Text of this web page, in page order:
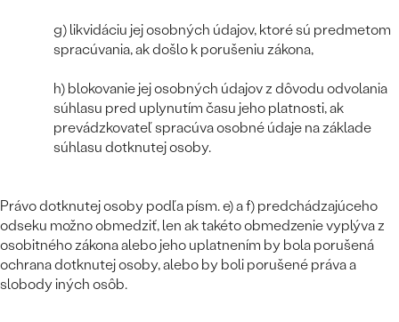
S VÝPLŇOU
SVADOBNÉ SETY
PODĽA CENY
LUXUSNÉ
ZAČAŤ S DIAMANTOM
ZAČAŤ S LABGROWN DIAMANTOM
ZAČAŤ S FAREBNÝM DIAMANTOM
PODĽA DRAHOKAMU
LAB GROWN DIAMANT
MOISSANIT
DETSKÉ ŠPERKY
DOPLNKY
ZLATÉ
STRIEBORNÉ
PLATINOVÉ
PIERCING
PODĽA DRAHOKAMU
S DIAMANTMI
S PERLAMI
PODĽA CENY
MEDAILÓNY
V TVARE SRDCA
SO ZVIERATAMI
PODĽA DRAHOKAMU
S DIAMANTMI
S DRAHOKAMAMI
PEČATNÉ
PERSONALIZOVANÉ
PODĽA DRAHOKAMU
S DRAHOKAMAMI
S PERLAMI
g) likvidáciu jej osobných údajov, ktoré sú predmetom
spracúvania, ak došlo k porušeniu zákona,
h) blokovanie jej osobných údajov z dôvodu odvolania
súhlasu pred uplynutím času jeho platnosti, ak
prevádzkovateľ spracúva osobné údaje na základe
súhlasu dotknutej osoby.
Právo dotknutej osoby podľa písm. e) a f) predchádzajúceho
odseku možno obmedziť, len ak takéto obmedzenie vyplýva z
osobitného zákona alebo jeho uplatnením by bola porušená
ochrana dotknutej osoby, alebo by boli porušené práva a
slobody iných osôb.